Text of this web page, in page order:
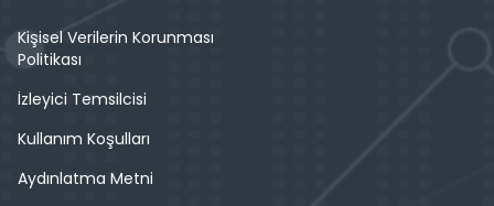
Kişisel Verilerin Korunması
Politikası
İzleyici Temsilcisi
Kullanım Koşulları
Aydınlatma Metni